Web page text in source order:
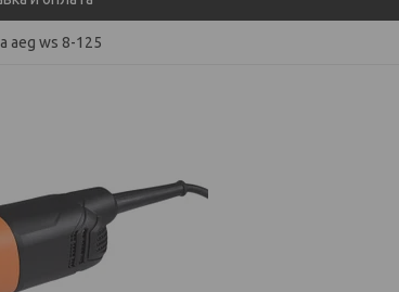
aeg ws 8-125